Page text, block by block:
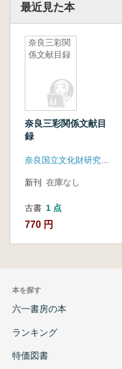
最近見た本
奈良三彩関
係文献目録
奈良三彩関係文献目
録
新刊 在庫なし
古書 1 点
770 円
本を探す
六一書房の本
ランキング
特価図書